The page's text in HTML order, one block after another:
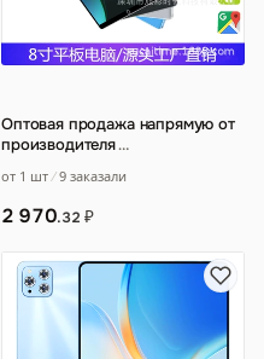
Оптовая продажа напрямую от
производителя…
от 1 шт 9 заказали
2 970.32 ₽